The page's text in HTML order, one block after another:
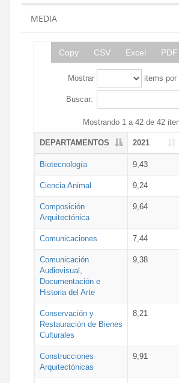
MEDIA
Copy CSV Excel PDF
Mostrar items por
Buscar:
Mostrando 1 a 42 de 42
DEPARTAMENTOS 2021
Biotecnología 9,43
Ciencia Animal 9,24
Composición
Arquitectónica
9,64
Comunicaciones 7,44
Comunicación
Audiovisual,
Documentación e
Historia del Arte
9,38
Conservación y
Restauración de Bienes
Culturales
8,21
Construcciones
Arquitectónicas
9,91